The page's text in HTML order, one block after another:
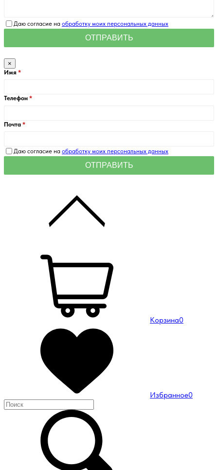
Даю согласие на обработку моих персональных данных
×
Имя
Телефон
Почта
Даю согласие на обработку моих персональных данных
Корзина0
Избранное0